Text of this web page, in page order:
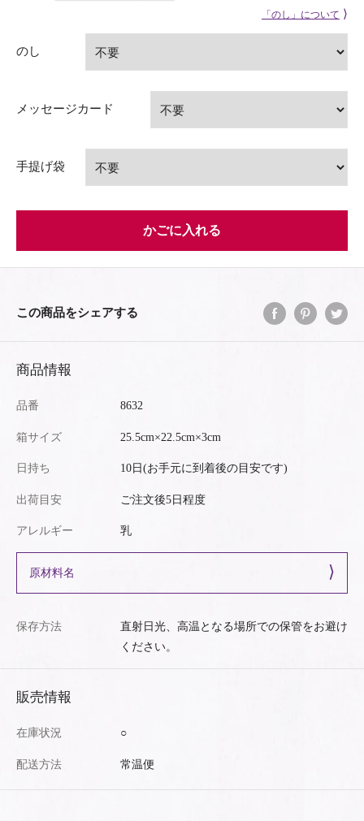
「のし」について ⟩
のし
メッセージカード
手提げ袋
かごに入れる
この商品をシェアする
商品情報
品番 8632
箱サイズ 25.5cm×22.5cm×3cm
日持ち 10日(お手元に到着後の目安です)
出荷目安 ご注文後5日程度
アレルギー 乳
原材料名
保存方法
直射日光、高温となる場所での保管をお避け
ください。
販売情報
在庫状況 ○
配送方法 常温便